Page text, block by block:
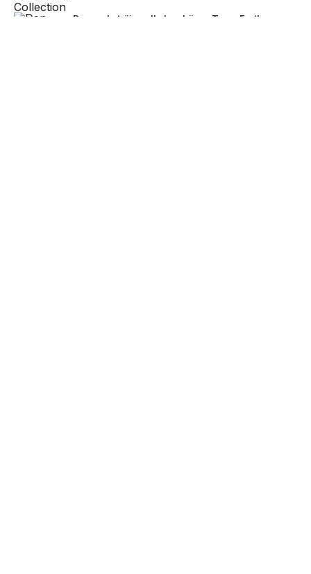
Den enda tröjan alla kan bära – Team Earth